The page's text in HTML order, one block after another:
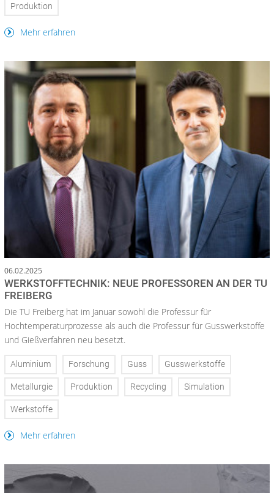
Produktion
Mehr erfahren
06.02.2025
WERKSTOFFTECHNIK: NEUE PROFESSOREN AN DER TU
FREIBERG
Die TU Freiberg hat im Januar sowohl die Professur für
Hochtemperaturprozesse als auch die Professur für Gusswerkstoffe
und Gießverfahren neu besetzt.
Aluminium Forschung Guss Gusswerkstoffe
Metallurgie Produktion Recycling Simulation
Werkstoffe
Mehr erfahren